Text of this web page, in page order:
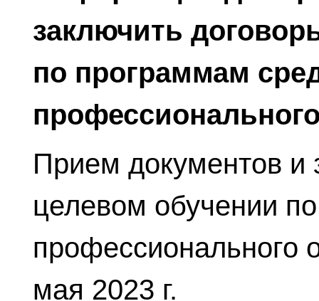
заключить
по программам
Прием документов и
целевом обучении
профессионального
мая 2023 г.